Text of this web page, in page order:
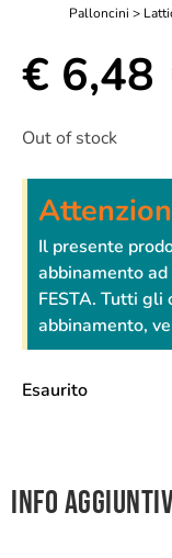
Palloncini >
€ 6,48
Out of stock
Il presente
abbinamento ad
FESTA. Tutti
abbinamento,
Esaurito
Info